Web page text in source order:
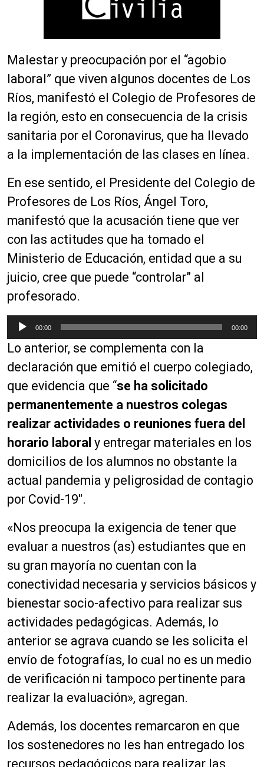
Malestar y preocupación por el “agobio
laboral” que viven algunos docentes de Los
Ríos, manifestó el Colegio de Profesores de
la región, esto en consecuencia de la crisis
sanitaria por el Coronavirus, que ha llevado
a la implementación de las clases en línea.
En ese sentido, el Presidente del Colegio de
Profesores de Los Ríos, Ángel Toro,
manifestó que la acusación tiene que ver
con las actitudes que ha tomado el
Ministerio de Educación, entidad que a su
juicio, cree que puede “controlar” al
profesorado.
e
p
r
d
u
c
t
o
r
d
a
d
i
o
00:00 00:00
Lo anterior, se complementa con la
declaración que emitió el cuerpo colegiado,
que evidencia que “se ha solicitado
permanentemente a nuestros colegas
realizar actividades o reuniones fuera del
horario laboral y entregar materiales en los
domicilios de los alumnos no obstante la
actual pandemia y peligrosidad de contagio
por Covid-19″.
«Nos preocupa la exigencia de tener que
evaluar a nuestros (as) estudiantes que en
su gran mayoría no cuentan con la
conectividad necesaria y servicios básicos y
bienestar socio-afectivo para realizar sus
actividades pedagógicas. Además, lo
anterior se agrava cuando se les solicita el
envío de fotografías, lo cual no es un medio
de verificación ni tampoco pertinente para
realizar la evaluación», agregan.
Además, los docentes remarcaron en que
los sostenedores no les han entregado los
recursos pedagógicos para realizar las